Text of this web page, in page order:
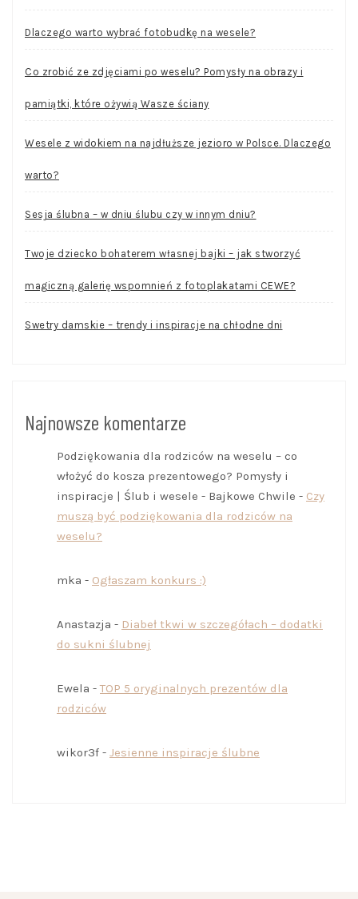
Dlaczego warto wybrać fotobudkę na wesele?
Co zrobić ze zdjęciami po weselu? Pomysły na obrazy i
pamiątki, które ożywią Wasze ściany
Wesele z widokiem na najdłuższe jezioro w Polsce. Dlaczego
warto?
Sesja ślubna – w dniu ślubu czy w innym dniu?
Twoje dziecko bohaterem własnej bajki – jak stworzyć
magiczną galerię wspomnień z fotoplakatami CEWE?
Swetry damskie – trendy i inspiracje na chłodne dni
Najnowsze komentarze
Podziękowania dla rodziców na weselu – co
włożyć do kosza prezentowego? Pomysły i
inspiracje | Ślub i wesele - Bajkowe Chwile - Czy
muszą być podziękowania dla rodziców na
weselu?
mka - Ogłaszam konkurs :)
Anastazja - Diabeł tkwi w szczegółach – dodatki
do sukni ślubnej
Ewela -TOP 5 oryginalnych prezentów dla
rodziców
wikor3f - Jesienne inspiracje ślubne